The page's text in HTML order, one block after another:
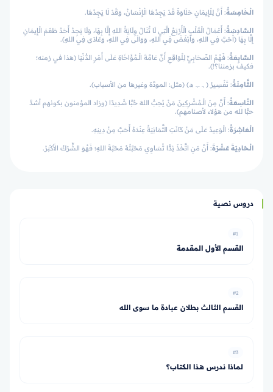
الْـخَامِسَةُ: أَنَّ لِلْإِيمَانِ حَلَاوَةً قَدْ يَجِدُهَا الْإِنْسَانُ، وَقَدْ لَا يَجِدُهَا.
السَّادِسَةُ: أَعْمَالُ الْقَلْبِ الْأَرْبَعُ الَّتِي لَا تُنَالُ وِلَايَةُ اللهِ إِلَّا بِهَا، وَلَا يَجِدُ أَحَدٌ طَعْمَ الْإِيمَانِ
إِلَّا بِهَا (أَحَبَّ فِي اللهِ، وَأَبْغَضَ فِي اللهِ، وَوَالَى فِي اللهِ، وَعَادَى فِي اللهِ).
السَّابِعَةُ: فَهْمُ الصِّحَابِيِّ لِلْوَاقِعِ أَنَّ عَامَّةَ الْـمُؤَاخَاةِ عَلَى أَمْرِ الدُّنْيَا (هذا في زمنه؛
فكيف بزمننا؟!).
الثَّامِنَةُ: تَفْسِيرُ ﴿ﮨ ﮩ ﮪ﴾ (مثل: المودَّة وغيرها من الأسباب).
التَّاسِعَةُ: أَنَّ مِنَ الْـمُشْرِكِينَ مَنْ يُحِبُّ اللهَ حُبًّا شَدِيدًا (وزاد المؤمنون بكونهم أشدَّ
حبًّا لله من هؤلاء لأصنامهم).
الْعَاشِرَةُ: الْوَعِيدُ عَلَى مَنْ كَانَتِ الثَّمَانِيَةُ عِنْدَهُ أَحَبَّ مِنْ دِينِهِ.
الْـحَادِيَةَ عَشْرَةَ: أَنَّ مَنِ اتَّخَذَ نِدًّا تُسَاوِي مَحَبَّتُهُ مَحَبَّةَ اللهِ؛ فَهُوَ الشِّرْكُ الأَكْبَرُ.
دروس نصية
#1
القسم الأول المقدمة
#2
القسم الثالث بطلان عبادة ما سوى الله
#3
لماذا ندرس هذا الكتاب؟